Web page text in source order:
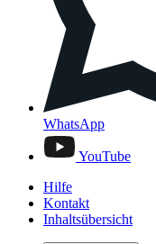
WhatsApp
YouTube
Hilfe
Kontakt
Inhaltsübersicht